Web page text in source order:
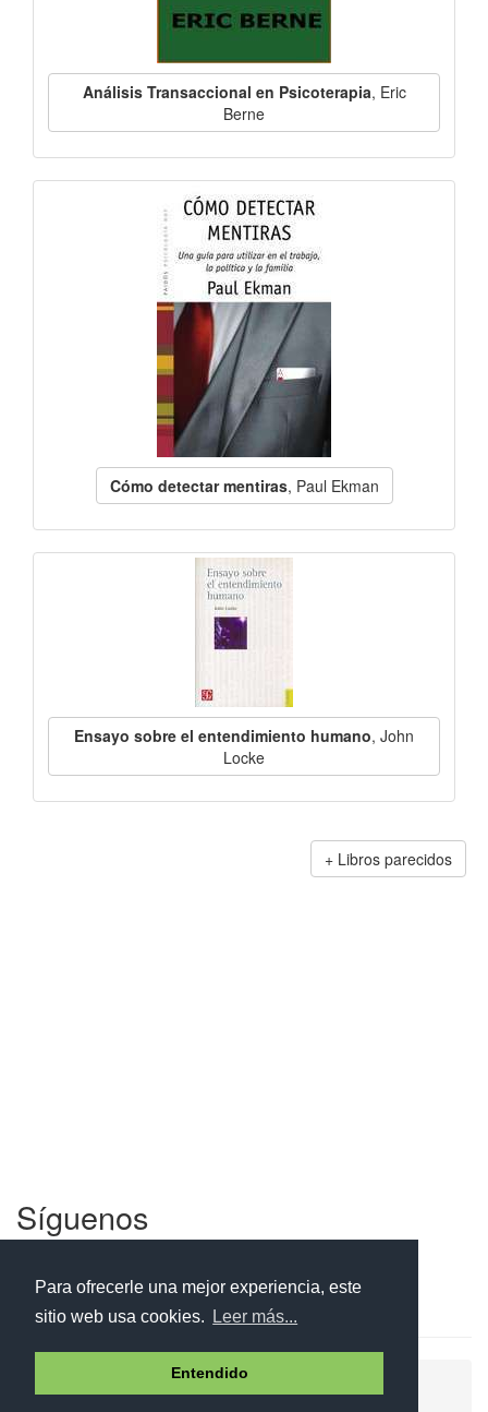
Para ofrecerle una mejor experiencia, este
sitio web usa cookies.
Leer más...
Entendido
Análisis Transaccional en Psicoterapia, Eric
Berne
Cómo detectar mentiras, Paul Ekman
Ensayo sobre el entendimiento humano, John
Locke
Libros parecidos
Síguenos
Aviso legal